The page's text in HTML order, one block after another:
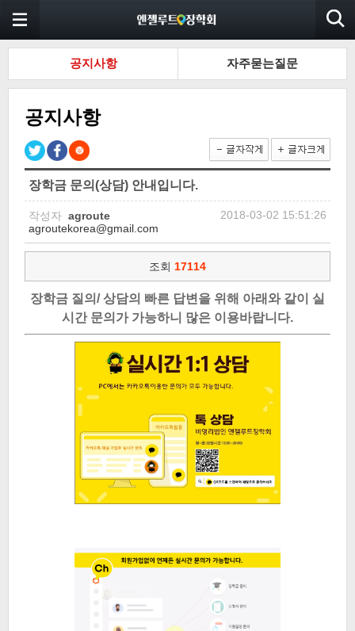
공지사항 자주묻는질문
공지사항
장학금 문의(상담) 안내입니다.
작성자 agroute
2018-03-02 15:51:26
agroutekorea@gmail.com
조회 17114
장학금 질의/ 상담의 빠른 답변을 위해 아래와 같이 실
시간 문의가 가능하니 많은 이용바랍니다.